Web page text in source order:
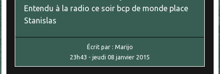
Entendu à la radio ce soir bcp de monde place
Stanislas
Écrit par : Marijo
23h43 -jeudi 08 janvier 2015